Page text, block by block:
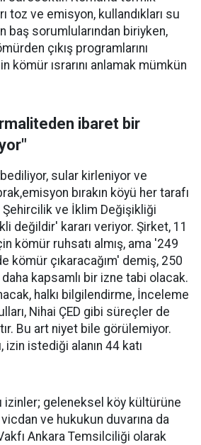
toz ve emisyon, kullandıkları su
baş sorumlularından biriyken,
çıkış programlarını
kömür ısrarını anlamak mümkün
ibaret bir
sular kirleniyor ve
bırakın köyü her tarafı
ve İklim Değişikliği
değildir' kararı veriyor. Şirket, 11
kömür ruhsatı almış, ama '249
kömür çıkaracağım' demiş, 250
kapsamlı bir izne tabi olacak.
halkı bilgilendirme, İnceleme
Nihai ÇED gibi süreçler de
Bu art niyet bile görülemiyor.
izin istediği alanın 44 katı
izinler; geleneksel köy kültürüne
ve hukukun duvarına da
Ankara Temsilciliği olarak